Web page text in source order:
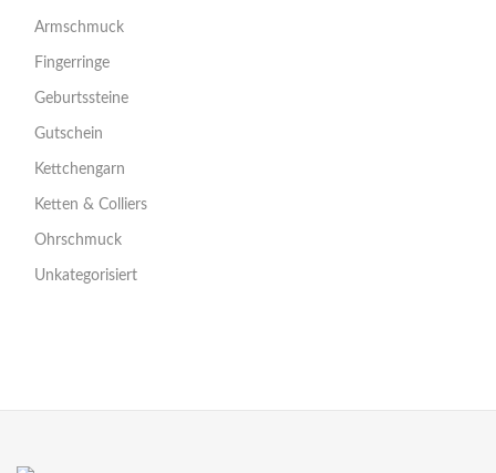
Armschmuck
Fingerringe
Geburtssteine
Gutschein
Kettchengarn
Ketten & Colliers
Ohrschmuck
Unkategorisiert